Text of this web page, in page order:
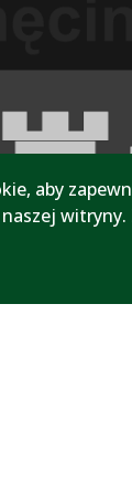
aby
witryny.